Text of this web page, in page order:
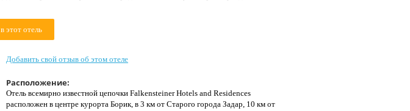
этот отель
Добавить свой отзыв об этом отеле
Расположение:
Отель всемирно известной цепочки Falkensteiner Hotels and Residences
расположен в центре курорта Борик, в 3 км от Старого города Задар, 10 км от